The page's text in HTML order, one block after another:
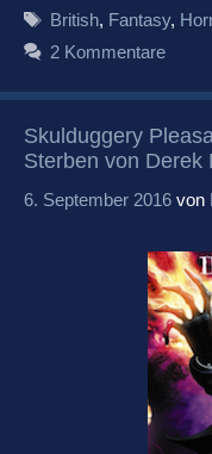
Schlagwörter
British, Fantasy,
2 Kommentare
Skulduggery
Sterben von Derek
6. September 2016 von